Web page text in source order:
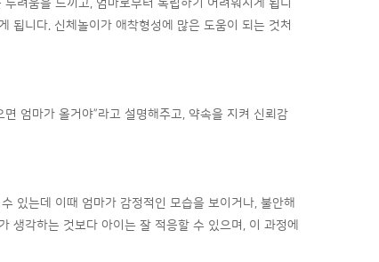
려움을 느끼고, 엄마로부터 독립하기 어려워지게 됩니
됩니다. 신체놀이가 애착형성에 많은 도움이 되는 것처
엄마가 올거야”라고 설명해주고, 약속을 지켜 신뢰감
있는데 이때 엄마가 감정적인 모습을 보이거나, 불안해
생각하는 것보다 아이는 잘 적응할 수 있으며, 이 과정에